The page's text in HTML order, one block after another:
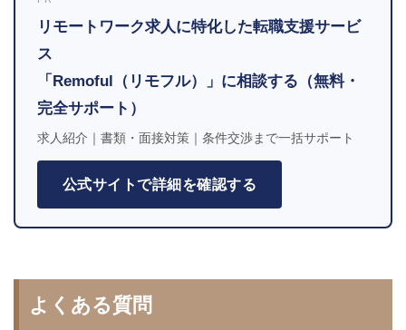
リモートワーク求人に特化した転職支援サービ
ス
「Remoful（リモフル）」に相談する（無料・
完全サポート）
求人紹介｜書類・面接対策｜条件交渉まで一括サポート
公式サイトで詳細を確認する
よくある質問